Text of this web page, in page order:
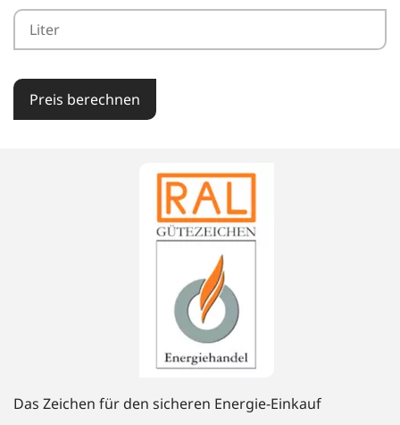
Preis berechnen
Das Zeichen für den sicheren Energie-Einkauf